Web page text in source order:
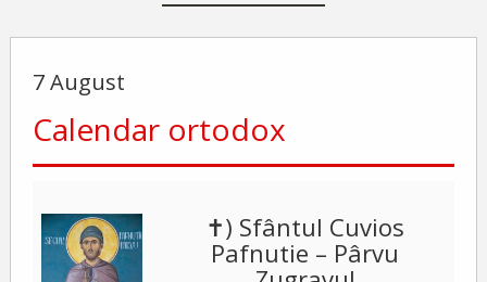
7 August
Calendar ortodox
✝) Sfântul Cuvios
Pafnutie – Pârvu